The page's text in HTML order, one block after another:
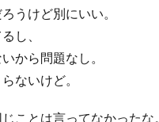
うけど別にいい。
し、
から問題なし。
ないけど。
ことは言ってなかったな